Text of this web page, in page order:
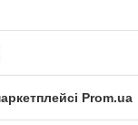
Prom.ua